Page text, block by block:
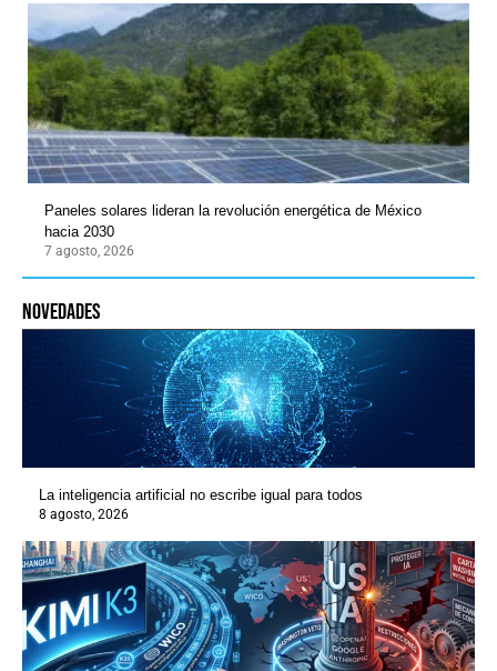
Paneles solares lideran la revolución energética de México
hacia 2030
7 agosto, 2026
novedades
La inteligencia artificial no escribe igual para todos
8 agosto, 2026